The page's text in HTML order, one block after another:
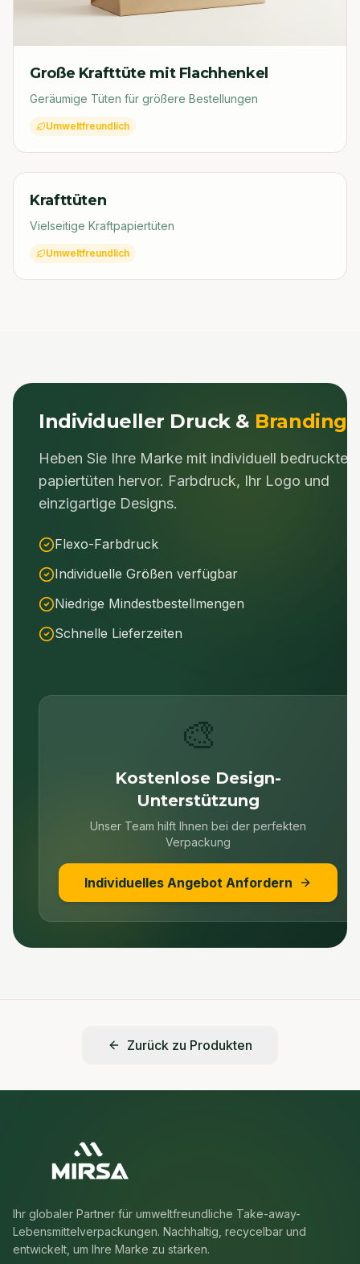
Große Krafttüte mit Flachhenkel
Geräumige Tüten für größere Bestellungen
Umweltfreundlich
🛍️
Krafttüten
Vielseitige Kraftpapiertüten
Umweltfreundlich
Individueller Druck & Branding
Heben Sie Ihre Marke mit individuell bedruckten
papiertüten hervor. Farbdruck, Ihr Logo und
einzigartige Designs.
Flexo-Farbdruck
Individuelle Größen verfügbar
Niedrige Mindestbestellmengen
Schnelle Lieferzeiten
🎨
Kostenlose Design-
Unterstützung
Unser Team hilft Ihnen bei der perfekten
Verpackung
Individuelles Angebot Anfordern
Zurück zu Produkten
Ihr globaler Partner für umweltfreundliche Take-away-
Lebensmittelverpackungen. Nachhaltig, recycelbar und
entwickelt, um Ihre Marke zu stärken.